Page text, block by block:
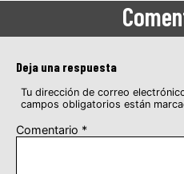
Deja una respuesta
Tu dirección de correo
campos obligatorios están
Comentario *